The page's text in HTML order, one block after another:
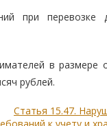
при перевозке
в размере
рублей.
Статья 15.47.